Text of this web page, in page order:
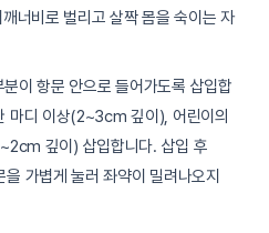
너비로 벌리고 살짝 몸을 숙이는 자
이 항문 안으로 들어가도록 삽입합
마디 이상(2~3cm 깊이), 어린이의
깊이) 삽입합니다. 삽입 후
가볍게 눌러 좌약이 밀려나오지